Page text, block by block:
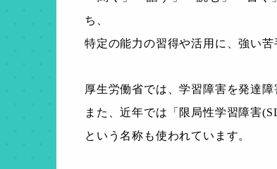
ち、
特定の能力の習得や活用に、強い苦
厚生労働省では、学習障害を発達
また、近年では「限局性学習障害
という名称も使われています。